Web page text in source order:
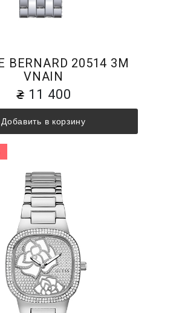
BERNARD 20514 3M
VNAIN
11 400
Добавить в корзину